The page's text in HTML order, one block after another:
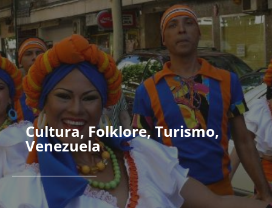
Cultura,Folklore,Turismo,
Venezuela